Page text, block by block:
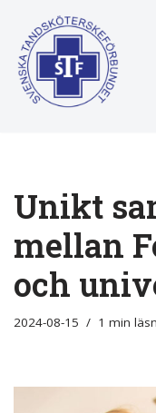
Hoppa
till
innehåll
Unikt
mellan
och
2024-08-15 1 min